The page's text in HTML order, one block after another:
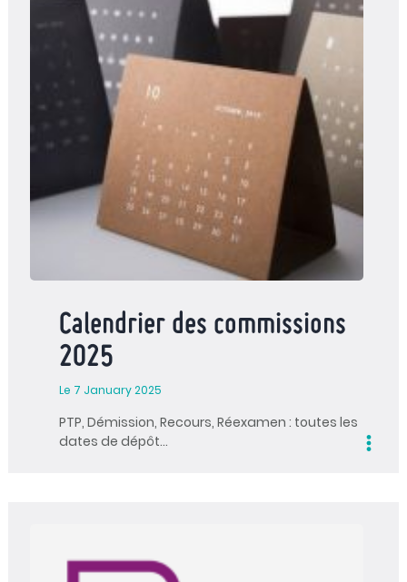
Calendrier des commissions
2025
Le 7 January 2025
PTP, Démission, Recours, Réexamen : toutes les
dates de dépôt…